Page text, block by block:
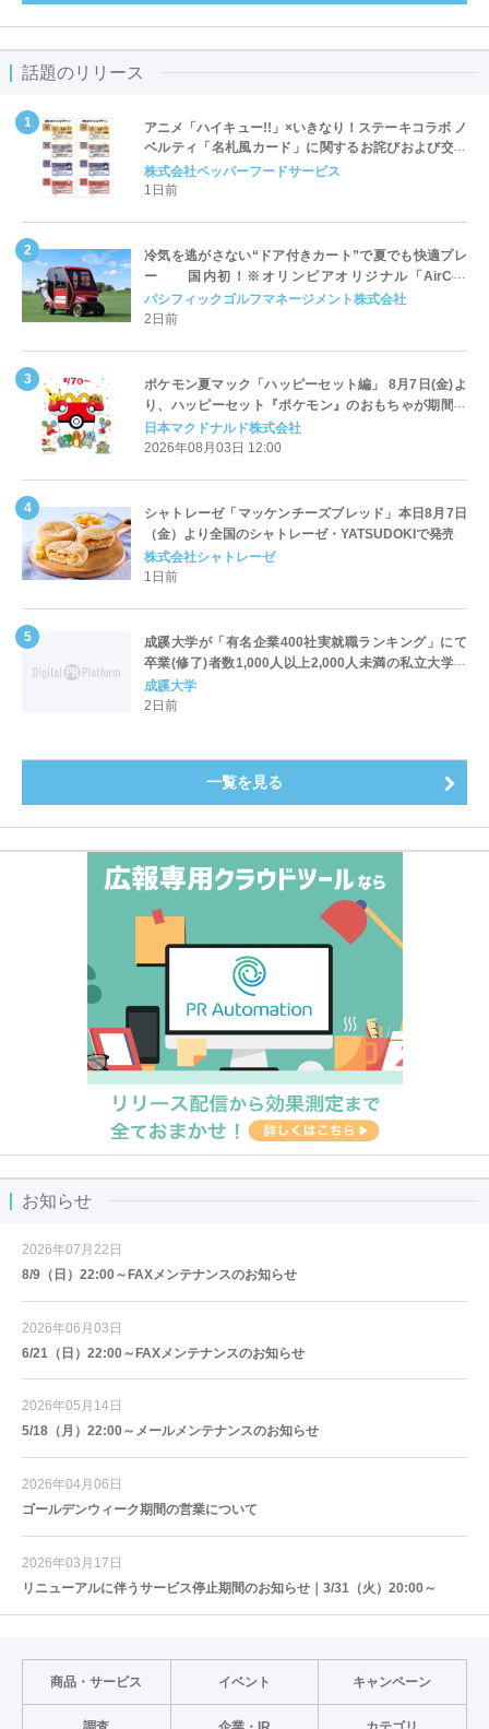
話題のリリース
アニメ「ハイキュー!!」×いきなり！ステーキコラボ ノ
ベルティ「名札風カード」に関するお詫びおよび交換
対応についてのご案内
株式会社ペッパーフードサービス
1日前
冷気を逃がさない“ドア付きカート”で夏でも快適プレ
ー 国内初！※オリンピアオリジナル「AirCon
Cart（エアコンカート）」導入 | ＰＧＭ
パシフィックゴルフマネージメント株式会社
2日前
ポケモン夏マック「ハッピーセット編」 8月7日(金)よ
り、ハッピーセット『ポケモン』のおもちゃが期間限
定登場
日本マクドナルド株式会社
2026年08月03日 12:00
シャトレーゼ「マッケンチーズブレッド」本日8月7日
（金）より全国のシャトレーゼ・YATSUDOKIで発売
株式会社シャトレーゼ
1日前
成蹊大学が「有名企業400社実就職ランキング」にて
卒業(修了)者数1,000人以上2,000人未満の私立大学で
全国第1位を獲得！～実就職率は26.5%（前年比＋
4.3pt）に伸長、東京の私立大学でも10位にランクイン
成蹊大学
2日前
一覧を見る
お知らせ
2026年07月22日
8/9（日）22:00～FAXメンテナンスのお知らせ
2026年06月03日
6/21（日）22:00～FAXメンテナンスのお知らせ
2026年05月14日
5/18（月）22:00～メールメンテナンスのお知らせ
2026年04月06日
ゴールデンウィーク期間の営業について
2026年03月17日
リニューアルに伴うサービス停止期間のお知らせ｜3/31（火）20:00～
商品・サービス イベント キャンペーン